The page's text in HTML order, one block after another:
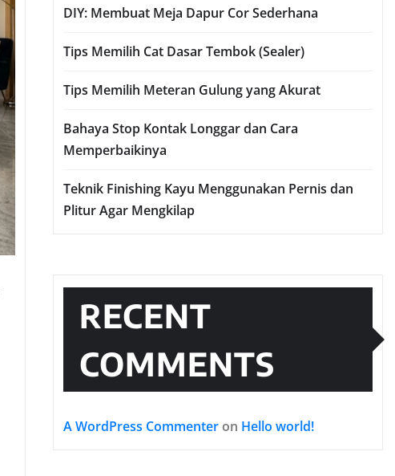
DIY: Membuat Meja Dapur Cor Sederhana
Tips Memilih Cat Dasar Tembok (Sealer)
Tips Memilih Meteran Gulung yang Akurat
Bahaya Stop Kontak Longgar dan Cara
Memperbaikinya
Teknik Finishing Kayu Menggunakan Pernis dan
Plitur Agar Mengkilap
RECENT
COMMENTS
A WordPress Commenter on Hello world!